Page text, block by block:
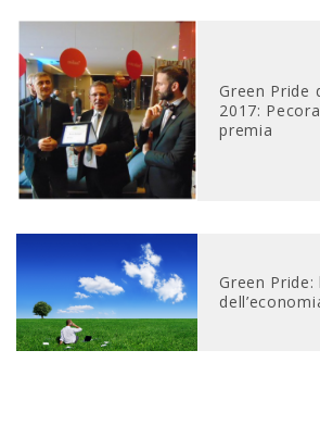
Green Pride
2017:
premia
Green